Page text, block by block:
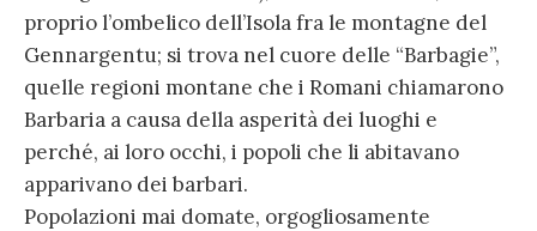
proprio l’ombelico dell’Isola fra le montagne del
Gennargentu; si trova nel cuore delle “Barbagie”,
quelle regioni montane che i Romani chiamarono
Barbaria a causa della asperità dei luoghi e
perché, ai loro occhi, i popoli che li abitavano
apparivano dei barbari.
Popolazioni mai domate, orgogliosamente